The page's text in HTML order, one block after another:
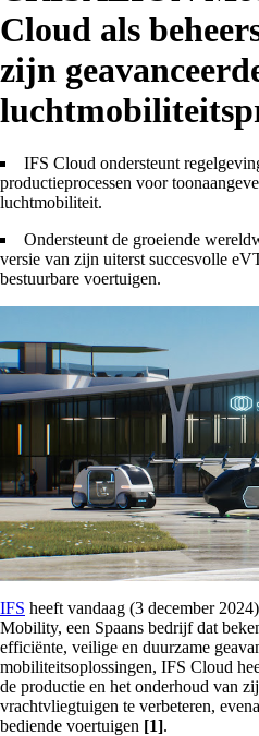
Cloud als
zijn
IFS Cloud ondersteunt
productieprocessen voor
luchtmobiliteit.
Ondersteunt de groeiende
versie van zijn uiterst succesvolle
bestuurbare voertuigen.
IFS heeft vandaag (3 december
Mobility, een Spaans bedrijf dat
efficiënte, veilige en duurzame
mobiliteitsoplossingen, IFS Cloud
de productie en het onderhoud van
vrachtvliegtuigen te verbeteren,
bediende voertuigen [1].